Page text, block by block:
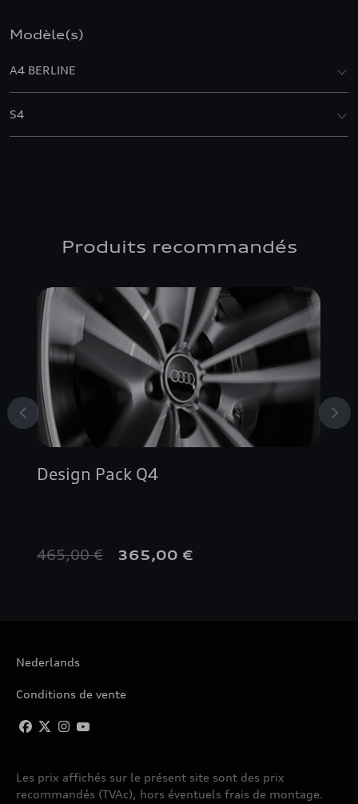
Modèle(s)
A4 BERLINE
S4
Produits recommandés
Design Pack Q4
465,00 € 365,00 €
Nederlands
Conditions de vente
Les prix affichés sur le présent site sont des prix
recommandés (TVAc), hors éventuels frais de montage.